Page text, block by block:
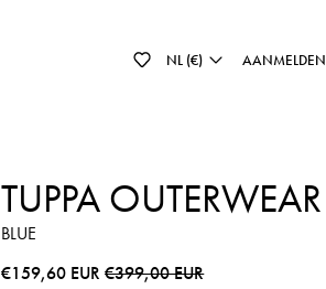
NL (€) AANMELDEN
TUPPA OUTERWEAR
BLUE
Normale prijs
€159,60 EUR Sale prijs
€399,00 EUR